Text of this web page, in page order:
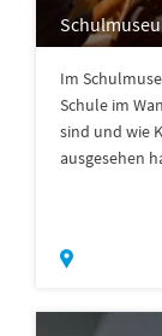
Im
Schule im
sind und wie
ausgesehen